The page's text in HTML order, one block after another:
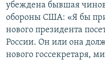
убеждена бывшая
обороны США: «Я бы
нового президента
России. Он или она
нового госсекретаря,